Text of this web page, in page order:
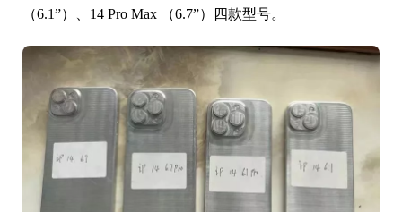
（6.1”）、14 Pro Max （6.7”）四款型号。